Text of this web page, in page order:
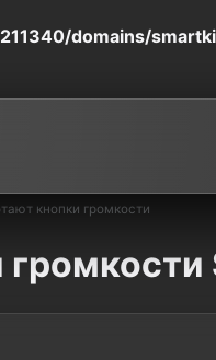
domains/
кнопки громкости